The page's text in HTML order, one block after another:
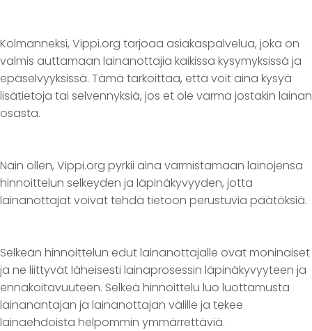
Kolmanneksi, Vippi.org tarjoaa asiakaspalvelua, joka on
valmis auttamaan lainanottajia kaikissa kysymyksissä ja
epäselvyyksissä. Tämä tarkoittaa, että voit aina kysyä
lisätietoja tai selvennyksiä, jos et ole varma jostakin lainan
osasta.
Näin ollen, Vippi.org pyrkii aina varmistamaan lainojensa
hinnoittelun selkeyden ja läpinäkyvyyden, jotta
lainanottajat voivat tehdä tietoon perustuvia päätöksiä.
Selkeän hinnoittelun edut lainanottajalle ovat moninaiset
ja ne liittyvät läheisesti lainaprosessin läpinäkyvyyteen ja
ennakoitavuuteen. Selkeä hinnoittelu luo luottamusta
lainanantajan ja lainanottajan välille ja tekee
lainaehdoista helpommin ymmärrettäviä.